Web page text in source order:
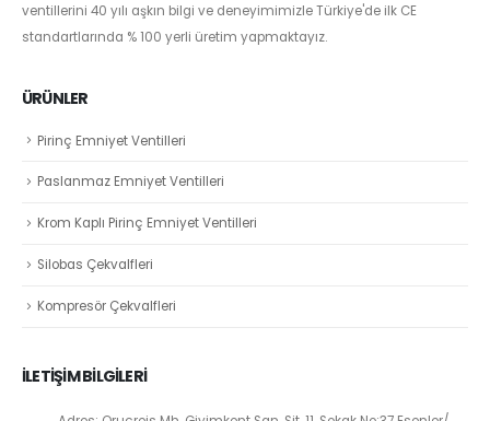
ventillerini 40 yılı aşkın bilgi ve deneyimimizle Türkiye'de ilk CE
standartlarında % 100 yerli üretim yapmaktayız.
ÜRÜNLER
Pirinç Emniyet Ventilleri
Paslanmaz Emniyet Ventilleri
Krom Kaplı Pirinç Emniyet Ventilleri
Silobas Çekvalfleri
Kompresör Çekvalfleri
İLETİŞİM BİLGİLERİ